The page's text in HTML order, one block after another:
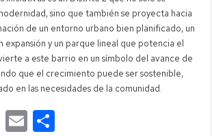
sino que también se proyecta hacia
de un entorno urbano bien planificado, un
expansión y un parque lineal que potencia el
a este barrio en un símbolo del avance de
que el crecimiento puede ser sostenible,
en las necesidades de la comunidad.
C E